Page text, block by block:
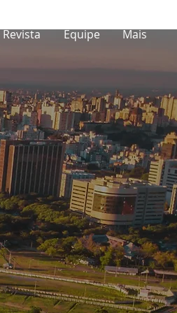
Revista Equipe Mais